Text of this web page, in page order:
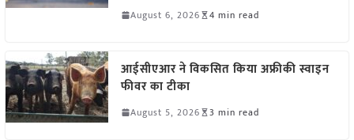
August 6, 2026 4 min read
आईसीएआर ने विकसित किया अफ्रीकी स्वाइन
फीवर का टीका
August 5, 2026 3 min read